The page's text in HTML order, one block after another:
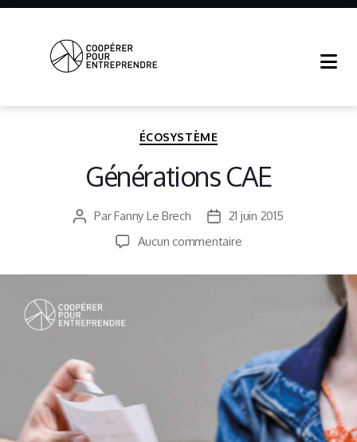
Entreprendre
Catégories
ÉCOSYSTÈME
Générations CAE
Auteur
ParFanny Le Brech
Date21 juin 2015
Aucun commentairesur
CAE